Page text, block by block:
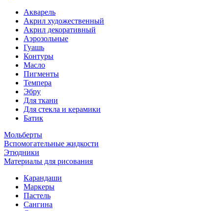
Акварель
Акрил художественный
Акрил декоративный
Аэрозольные
Гуашь
Контуры
Масло
Пигменты
Темпера
Эбру
Для ткани
Для стекла и керамики
Батик
Мольберты
Вспомогательные жидкости
Этюдники
Материалы для рисования
Карандаши
Маркеры
Пастель
Сангина